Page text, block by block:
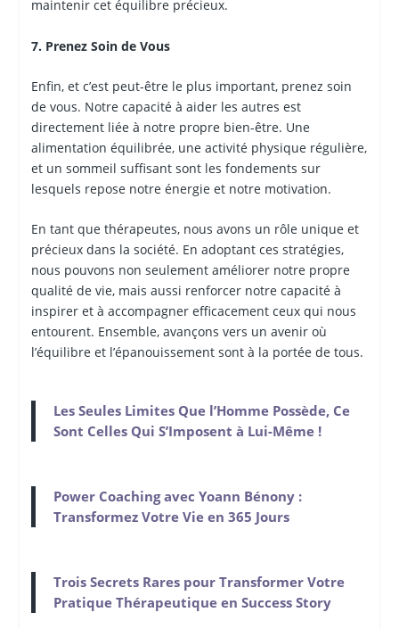
maintenir cet équilibre précieux.
7. Prenez Soin de Vous
Enfin, et c’est peut-être le plus important, prenez soin
de vous. Notre capacité à aider les autres est
directement liée à notre propre bien-être. Une
alimentation équilibrée, une activité physique régulière,
et un sommeil suffisant sont les fondements sur
lesquels repose notre énergie et notre motivation.
En tant que thérapeutes, nous avons un rôle unique et
précieux dans la société. En adoptant ces stratégies,
nous pouvons non seulement améliorer notre propre
qualité de vie, mais aussi renforcer notre capacité à
inspirer et à accompagner efficacement ceux qui nous
entourent. Ensemble, avançons vers un avenir où
l’équilibre et l’épanouissement sont à la portée de tous.
Les Seules Limites Que l’Homme Possède, Ce
Sont Celles Qui S’Imposent à Lui-Même !
Power Coaching avec Yoann Bénony :
Transformez Votre Vie en 365 Jours
Trois Secrets Rares pour Transformer Votre
Pratique Thérapeutique en Success Story